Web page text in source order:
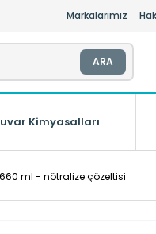
Markalarımız
ARA
Kimyasalları
ml - nötralize çözeltisi